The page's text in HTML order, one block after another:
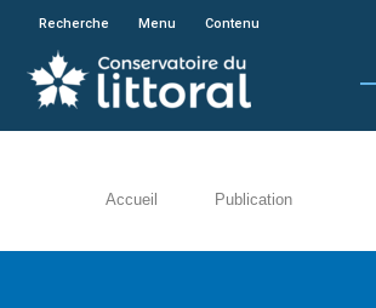
En poursuivant
Recherche Menu Contenu
Accueil Publication